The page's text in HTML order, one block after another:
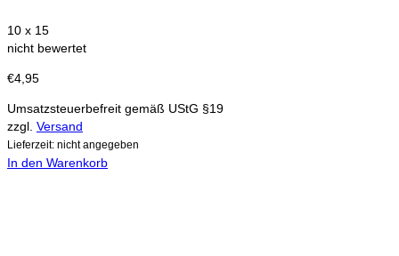
10 x 15
nicht bewertet
€4,95
Umsatzsteuerbefreit gemäß UStG §19
zzgl. Versand
Lieferzeit: nicht angegeben
In den Warenkorb